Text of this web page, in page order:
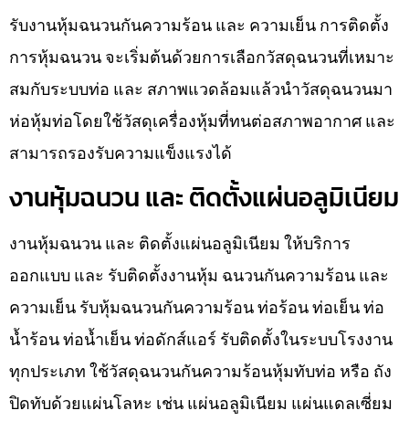
รับงานหุ้มฉนวนกันความร้อน และ ความเย็น การติดตั้ง
การหุ้มฉนวน จะเริ่มต้นด้วยการเลือกวัสดุฉนวนที่เหมาะ
สมกับระบบท่อ และ สภาพแวดล้อมแล้วนำวัสดุฉนวนมา
ห่อหุ้มท่อโดยใช้วัสดุเครื่องหุ้มที่ทนต่อสภาพอากาศ และ
สามารถรองรับความแข็งแรงได้
งานหุ้มฉนวน และ ติดตั้งแผ่นอลูมิเนียม
งานหุ้มฉนวน และ ติดตั้งแผ่นอลูมิเนียม ให้บริการ
ออกแบบ และ รับติดตั้งงานหุ้ม ฉนวนกันความร้อน และ
ความเย็น รับหุ้มฉนวนกันความร้อน ท่อร้อน ท่อเย็น ท่อ
น้ำร้อน ท่อน้ำเย็น ท่อดักส์แอร์ รับติดตั้งในระบบโรงงาน
ทุกประเภท ใช้วัสดุฉนวนกันความร้อนหุ้มทับท่อ หรือ ถัง
ปิดทับด้วยแผ่นโลหะ เช่น แผ่นอลูมิเนียม แผ่นแดลเซี่ยม